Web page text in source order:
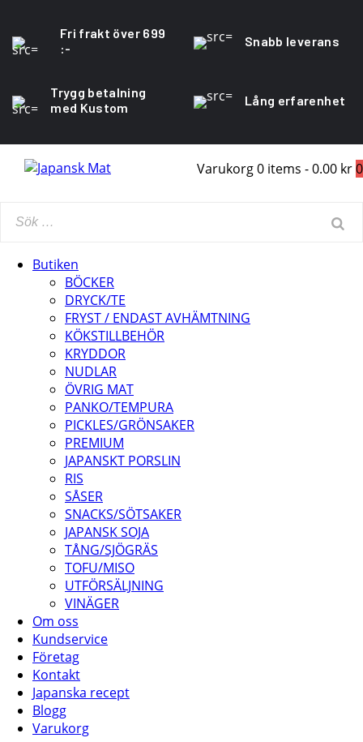
Fri frakt över 699
:-
Snabb leverans
Trygg betalning
med Kustom
Lång erfarenhet
Varukorg0 items -0.00 kr0
Butiken
BÖCKER
DRYCK/TE
FRYST / ENDAST AVHÄMTNING
KÖKSTILLBEHÖR
KRYDDOR
NUDLAR
ÖVRIG MAT
PANKO/TEMPURA
PICKLES/GRÖNSAKER
PREMIUM
JAPANSKT PORSLIN
RIS
SÅSER
SNACKS/SÖTSAKER
JAPANSK SOJA
TÅNG/SJÖGRÄS
TOFU/MISO
UTFÖRSÄLJNING
VINÄGER
Om oss
Kundservice
Företag
Kontakt
Japanska recept
Blogg
Varukorg